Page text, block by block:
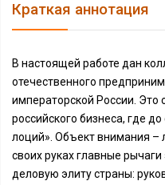
Краткая аннотация
В настоящей работе дан
отечественного
императорской России. Это
российского бизнеса, где
лоций». Объект внимания
своих руках главные
деловую элиту страны: